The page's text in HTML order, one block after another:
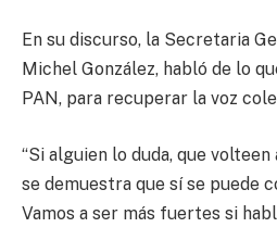
En su discurso, la Secretaria
Michel González, habló de lo
PAN, para recuperar la voz
“Si alguien lo duda, que volteen
se demuestra que sí se puede
Vamos a ser más fuertes si